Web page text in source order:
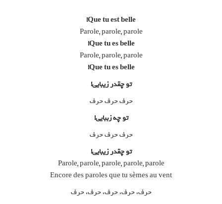
Que tu est belle!
Parole, parole, parole
Que tu es belle!
Parole, parole, parole
Que tu es belle!
تو چقدر زیبایی!
حرف حرف حرف
تو چه زببایی!
حرف حرف حرف
تو چقدر زیبایی!
Parole, parole, parole, parole, parole
Encore des paroles que tu sèmes au vent
حرف، حرف، حرف، حرف، حرف